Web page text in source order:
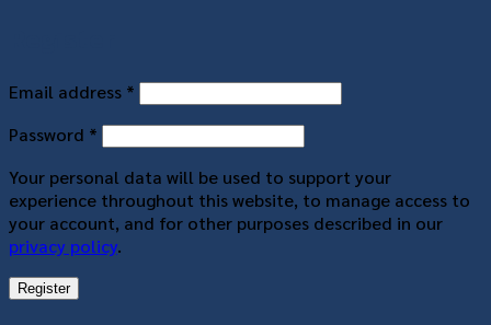
Email address *
Password *
Your personal data will be used to support your
experience throughout this website, to manage access to
your account, and for other purposes described in our
privacy policy.
Register